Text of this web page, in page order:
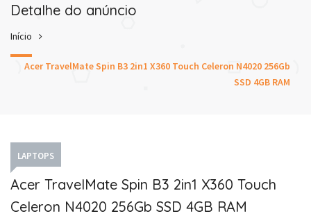
Detalhe do anúncio
Início
Acer TravelMate Spin B3 2in1 X360 Touch Celeron N4020 256Gb
SSD 4GB RAM
LAPTOPS
Acer TravelMate Spin B3 2in1 X360 Touch
Celeron N4020 256Gb SSD 4GB RAM